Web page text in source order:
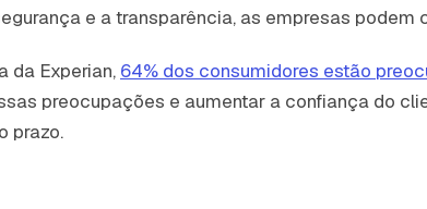
e a transparência, as empresas
da Experian, 64% dos consumidores estão
preocupações e aumentar a confiança do
prazo.